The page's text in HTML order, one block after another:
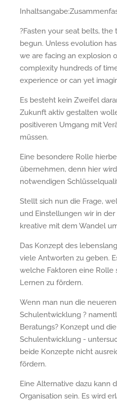
?Fasten your seat belts,
begun. Unless evolution
we are facing an explosion
complexity hundreds of
experience or can yet
Es besteht kein Zweifel
Zukunft aktiv gestalten
positiveren Umgang mit
müssen.
Eine besondere Rolle
übernehmen, denn hier
notwendigen
Stellt sich nun die Frage,
und Einstellungen wir in
kreative mit dem Wandel
Das Konzept des
viele Antworten zu geben.
welche Faktoren eine Rolle
Lernen zu fördern.
Wenn man nun die
Schulentwicklung ?
Beratungs? Konzept und
Schulentwicklung -
beide Konzepte nicht
fördern.
Eine Alternative dazu kann
Organisation sein. Es wird